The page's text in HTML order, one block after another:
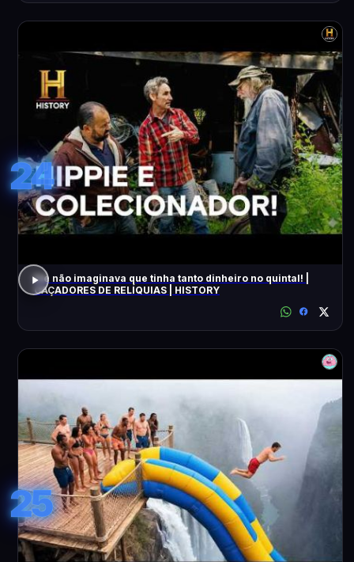
24
Ele não imaginava que tinha tanto dinheiro no quintal! |
CAÇADORES DE RELÍQUIAS | HISTORY
25